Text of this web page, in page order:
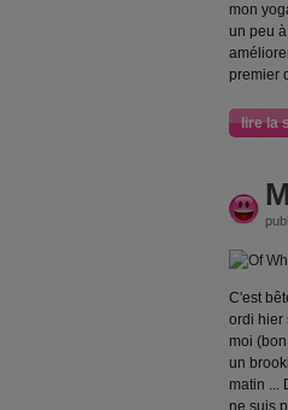
mon
un peu
premier
lire la
C'est
ordi hier
moi
un br
matin ...